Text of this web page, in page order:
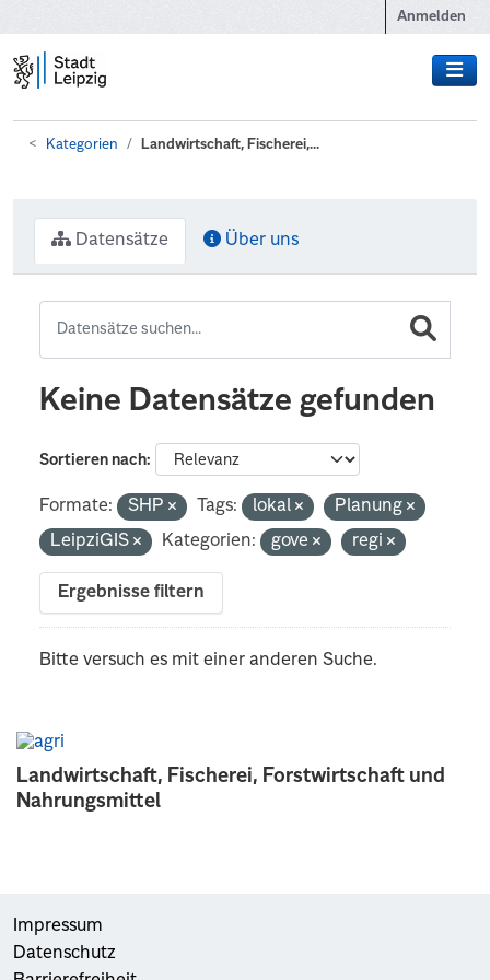
Anmelden
Kategorien Landwirtschaft, Fischerei,...
Landwirtschaft, Fischerei, Forstwirtschaft und
Nahrungsmittel
Datensätze Über uns
Keine Datensätze gefunden
Sortieren nach
Formate: SHP Tags: lokal
Planung
LeipziGIS
Kategorien: gove regi
Ergebnisse filtern
Bitte versuch es mit einer anderen Suche.
Impressum
Datenschutz